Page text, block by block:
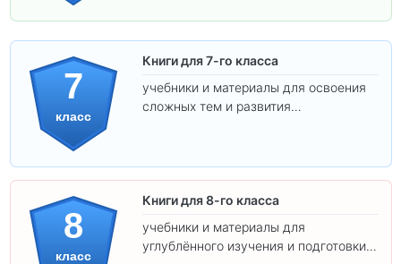
7
класс
Книги для 7-го класса
учебники и материалы для освоения
сложных тем и развития
8
класс
Книги для 8-го класса
учебники и материалы для
углублённого изучения и подготовки к